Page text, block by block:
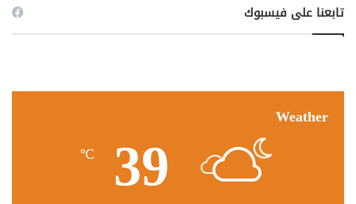
تابعنا على فيسبوك
Weather
39
℃